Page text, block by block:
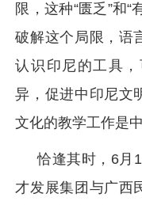
限，这种“匮乏”和“
破解这个局限，语
认识印尼的工具
异，促进中印尼文
文化的教学工作是
恰逢其时，6月
才发展集团与广西